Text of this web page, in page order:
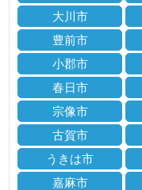
大川市
豊前市
小郡市
春日市
宗像市
古賀市
うきは市
嘉麻市